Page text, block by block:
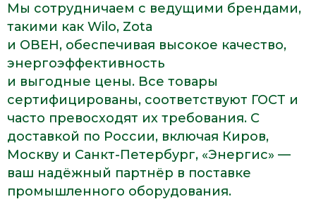
Мы сотрудничаем с ведущими брендами,
такими как Wilo, Zota
и ОВЕН, обеспечивая высокое качество,
энергоэффективность
и выгодные цены. Все товары
сертифицированы, соответствуют ГОСТ и
часто превосходят их требования. С
доставкой по России, включая Киров,
Москву и Санкт-Петербург, «Энергис» —
ваш надёжный партнёр в поставке
промышленного оборудования.